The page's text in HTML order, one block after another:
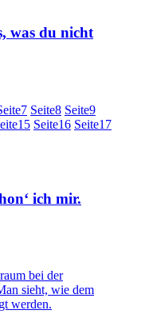
was du nicht
7 Seite8 Seite9
15 Seite16 Seite17
ich mir.